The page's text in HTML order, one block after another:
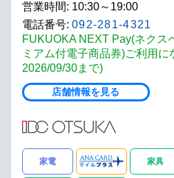
営業時間: 10:30～19:00
電話番号: 092-281-4321
FUKUOKA NEXT Pay(ネクス
ミアム付電子商品券)ご利用に
2026/09/30まで)
店舗情報を見る
家電 家具